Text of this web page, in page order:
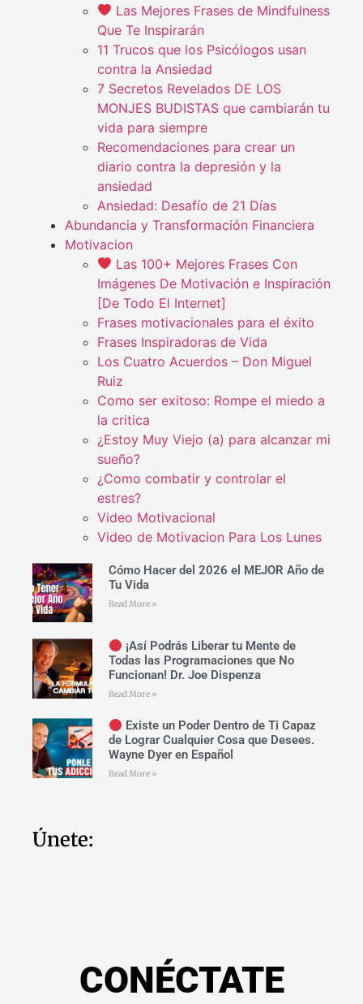
Las Mejores Frases de Mindfulness
Que Te Inspirarán
11 Trucos que los Psicólogos usan
contra la Ansiedad
7 Secretos Revelados DE LOS
MONJES BUDISTAS que cambiarán tu
vida para siempre
Recomendaciones para crear un
diario contra la depresión y la
ansiedad
Ansiedad: Desafío de 21 Días
Abundancia y Transformación Financiera
Motivacion
Las 100+ Mejores Frases Con
Imágenes De Motivación e Inspiración
[De Todo El Internet]
Frases motivacionales para el éxito
Frases Inspiradoras de Vida
Los Cuatro Acuerdos – Don Miguel
Ruiz
Como ser exitoso: Rompe el miedo a
la critica
¿Estoy Muy Viejo (a) para alcanzar mi
sueño?
¿Como combatir y controlar el
estres?
Video Motivacional
Video de Motivacion Para Los Lunes
Cómo Hacer del 2026 el MEJOR Año de
Tu Vida
Read More »
¡Así Podrás Liberar tu Mente de
Todas las Programaciones que No
Funcionan! Dr. Joe Dispenza
Read More »
Existe un Poder Dentro de Ti Capaz
de Lograr Cualquier Cosa que Desees.
Wayne Dyer en Español
Read More »
Únete:
CONÉCTATE